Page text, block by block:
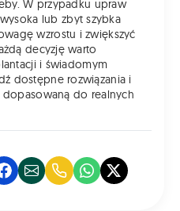
W przypadku upraw
lub zbyt szybka
wzrostu i zwiększyć
decyzję warto
i świadomym
dostępne rozwiązania i
do realnych